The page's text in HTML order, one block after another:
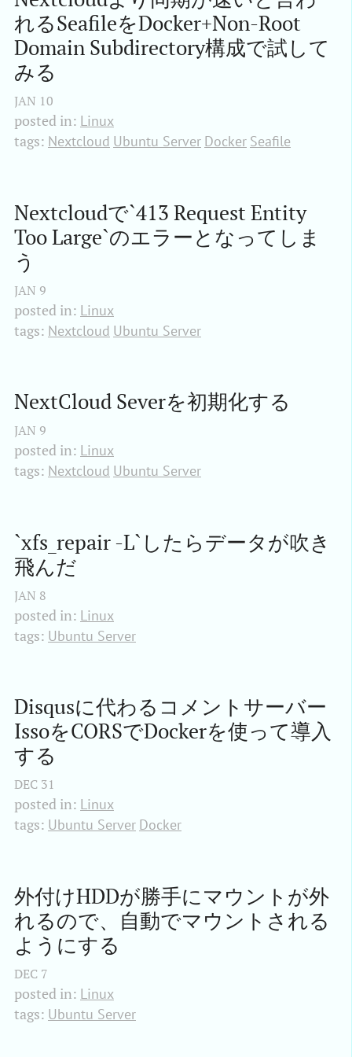
れるSeafileをDocker+Non-Root
Domain Subdirectory構成で試して
みる
JAN 10
posted in: Linux
tags: Nextcloud Ubuntu Server Docker Seafile
Nextcloudで`413 Request Entity
Too Large`のエラーとなってしま
う
JAN 9
posted in: Linux
tags: Nextcloud Ubuntu Server
NextCloud Severを初期化する
JAN 9
posted in: Linux
tags: Nextcloud Ubuntu Server
`xfs_repair -L`したらデータが吹き
飛んだ
JAN 8
posted in: Linux
tags: Ubuntu Server
Disqusに代わるコメントサーバー
IssoをCORSでDockerを使って導入
する
DEC 31
posted in: Linux
tags: Ubuntu Server Docker
外付けHDDが勝手にマウントが外
れるので、自動でマウントされる
ようにする
DEC 7
posted in: Linux
tags: Ubuntu Server